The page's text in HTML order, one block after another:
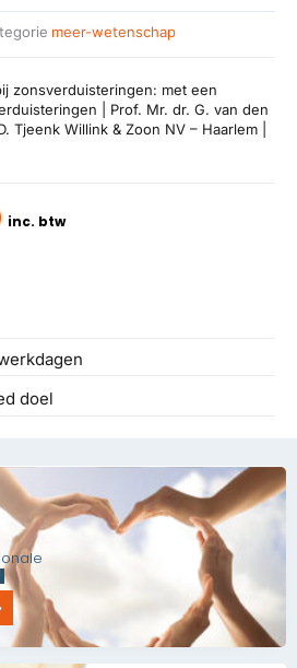
meer-wetenschap
zonsverduisteringen: met een
| Prof. Mr. dr. G. van den
Tjeenk Willink & Zoon NV – Haarlem |
Huidige
inc. btw
doel